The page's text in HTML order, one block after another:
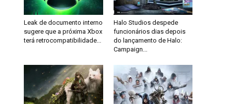
Leak de documento interno
sugere que a próxima Xbox
terá retrocompatibilidade...
Halo Studios despede
funcionários dias depois
do lançamento de Halo:
Campaign...